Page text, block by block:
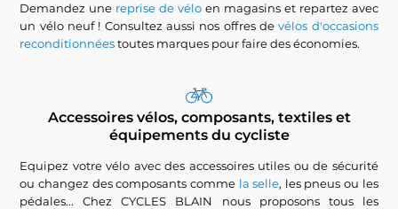
Demandez une reprise de vélo en magasins et repartez avec
un vélo neuf ! Consultez aussi nos offres devélos d'occasions
reconditionnéestoutes marques pour faire des économies.
Accessoires vélos, composants, textiles et
équipements du cycliste
Equipez votre vélo avec des accessoires utiles ou de sécurité
ou changez des composants comme la selle, les pneus ou les
pédales... Chez CYCLES BLAIN nous proposons tous les